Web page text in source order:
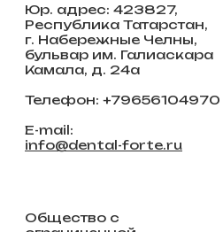
Юр. адрес: 423827,
Республика Татарстан,
г. Набережные Челны,
бульвар им. Галиаскара
Камала, д. 24а
Телефон: +79656104970
E-mail:
info@dental-forte.ru
Общество с